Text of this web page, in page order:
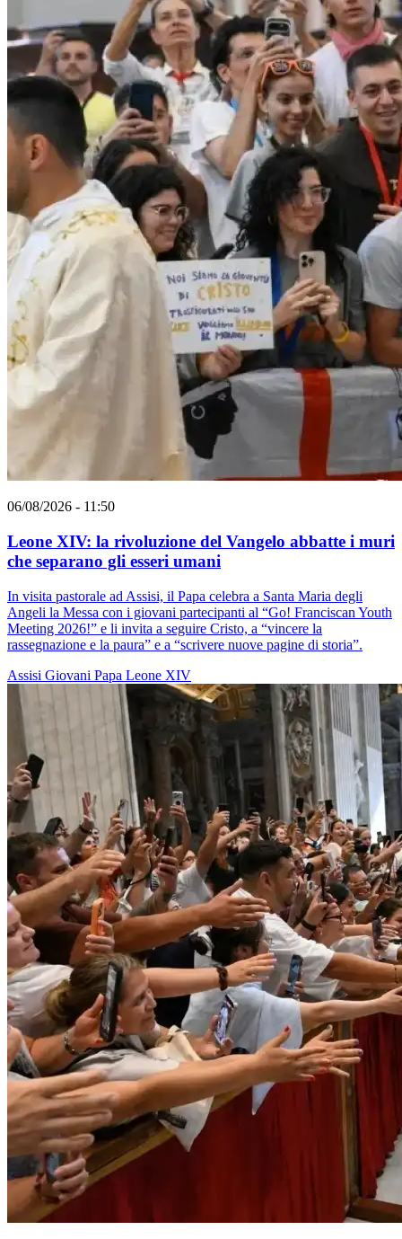
06/08/2026 - 11:50
Leone XIV: la rivoluzione del Vangelo abbatte i muri
che separano gli esseri umani
In visita pastorale ad Assisi, il Papa celebra a Santa Maria degli
Angeli la Messa con i giovani partecipanti al “Go! Franciscan Youth
Meeting 2026!” e li invita a seguire Cristo, a “vincere la
rassegnazione e la paura” e a “scrivere nuove pagine di storia”.
Assisi Giovani Papa Leone XIV